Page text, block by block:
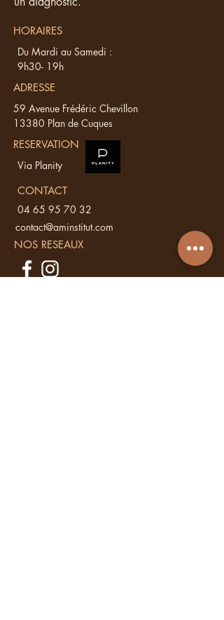
HORAIRES
Du Mardi au Samedi :
9h30- 19h
ADRESSE
59 Avenue Frédéric Chevillon
13380 Plan de Cuques
RESERVATION
Via Planity
CONTACT
04 65 95 70 32
contact@aminstitut.com
NOS RESEAUX